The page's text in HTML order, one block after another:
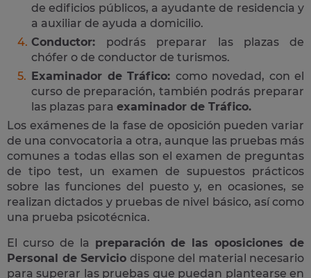
de edificios públicos, a ayudante de residencia y
a auxiliar de ayuda a domicilio.
Conductor: podrás preparar las plazas de
chófer o de conductor de turismos.
Examinador de Tráfico: como novedad, con el
curso de preparación, también podrás preparar
las plazas para examinador de Tráfico.
Los exámenes de la fase de oposición pueden variar
de una convocatoria a otra, aunque las pruebas más
comunes a todas ellas son el examen de preguntas
de tipo test, un examen de supuestos prácticos
sobre las funciones del puesto y, en ocasiones, se
realizan dictados y pruebas de nivel básico, así como
una prueba psicotécnica.
El curso de la preparación de las oposiciones de
Personal de Servicio dispone del material necesario
para superar las pruebas que puedan plantearse en